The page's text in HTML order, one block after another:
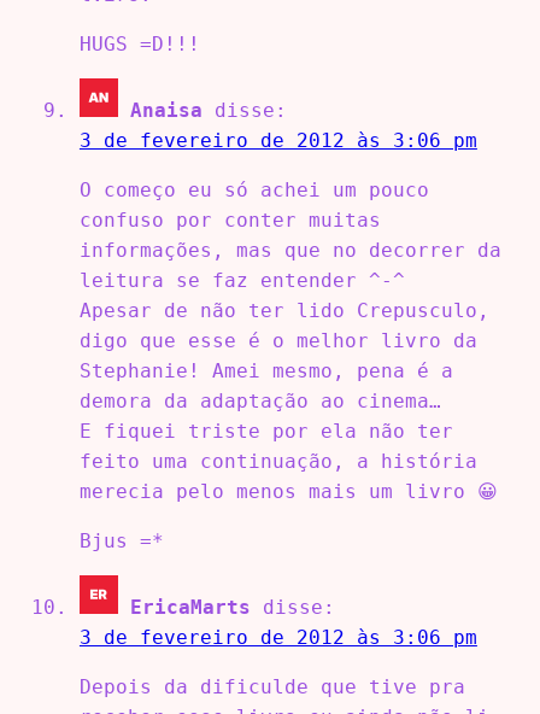
HUGS =D!!!
Anaisa
disse:
3 de fevereiro de 2012 às 3:06 pm
O começo eu só achei um pouco
confuso por conter muitas
informações, mas que no decorrer da
leitura se faz entender ^-^
Apesar de não ter lido Crepusculo,
digo que esse é o melhor livro da
Stephanie! Amei mesmo, pena é a
demora da adaptação ao cinema…
E fiquei triste por ela não ter
feito uma continuação, a história
merecia pelo menos mais um livro 😀
Bjus =*
EricaMarts
disse:
3 de fevereiro de 2012 às 3:06 pm
Depois da dificulde que tive pra